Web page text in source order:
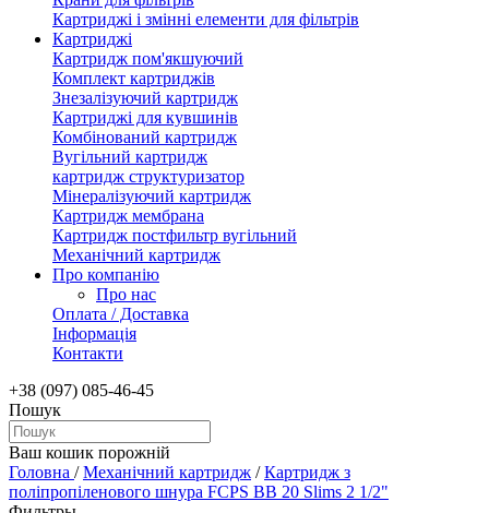
Картриджі і змінні елементи для фільтрів
Картриджі
Картридж пом'якшуючий
Комплект картриджів
Знезалізуючий картридж
Картриджі для кувшинів
Комбінований картридж
Вугільний картридж
картридж структуризатор
Мінералізуючий картридж
Картридж мембрана
Картридж постфильтр вугільний
Механічний картридж
Про компанію
Про нас
Оплата / Доставка
Інформація
Контакти
+38 (097) 085-46-45
Пошук
Ваш кошик порожній
Головна /Механічний картридж /Картридж з
поліпропіленового шнура FCPS BB 20 Slims 2 1/2"